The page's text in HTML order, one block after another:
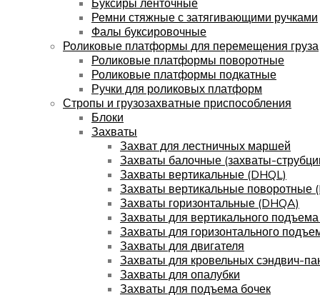
Ремни стяжные с затягивающими ручками
Фалы буксировочные
Роликовые платформы для перемещения груза
Роликовые платформы поворотные
Роликовые платформы подкатные
Ручки для роликовых платформ
Стропы и грузозахватные приспособления
Блоки
Захваты
Захват для лестничных маршей
Захваты балочные (захваты-
Захваты вертикальные (DHQL)
Захваты вертикальные поворотные
Захваты горизонтальные (DHQA)
Захваты для вертикального
Захваты для горизонтального
Захваты для двигателя
Захваты для кровельных сэндвич-
Захваты для опалубки
Захваты для подъема бочек